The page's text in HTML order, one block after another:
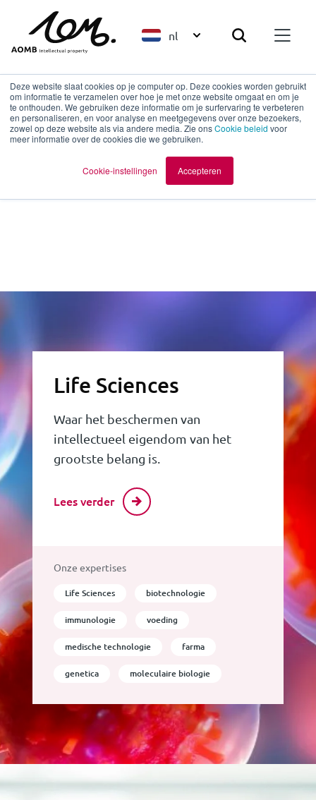
Deze website slaat cookies op je computer op. Deze cookies worden gebruikt
om informatie te verzamelen over hoe je met onze website omgaat en om je
te onthouden. We gebruiken deze informatie om je surfervaring te verbeteren
en personaliseren, en voor analyse en meetgegevens over onze bezoekers,
zowel op deze website als via andere media. Zie onsCookie beleid voor
meer informatie over de cookies die we gebruiken.
Cookie-instellingen Accepteren
nl
Sectoren
Je markt en technologie begrijpen
wij. Dat is ook nodig om de best
mogelijke patenten op te stellen.
Life Sciences
Waar het beschermen van
intellectueel eigendom van het
grootste belang is.
Lees verder
Onze expertises
Life Sciences biotechnologie
immunologie voeding
medische technologie farma
genetica moleculaire biologie